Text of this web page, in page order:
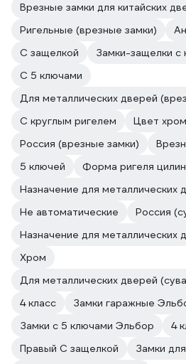
Врезные замки для китайских
Ригельные (врезные замки)
С защелкой
Замки-защелки с
С 5 ключами
Для металлических дверей
С круглым ригелем
Цвет хром
Россия (врезные замки)
5 ключей
Форма ригеля
Назначение для металлических
Не автоматические
Россия
Хром
Для металлических дверей
4 класс
Замки гаражные
Замки с 5 ключами Эльбор
4
Правый С защелкой
Замки